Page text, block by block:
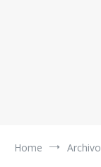
Home Archivo